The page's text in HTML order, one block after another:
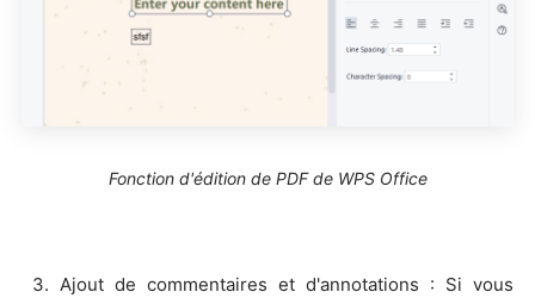
Fonction d'édition de PDF de WPS Office
3. Ajout de commentaires et d'annotations : Si vous